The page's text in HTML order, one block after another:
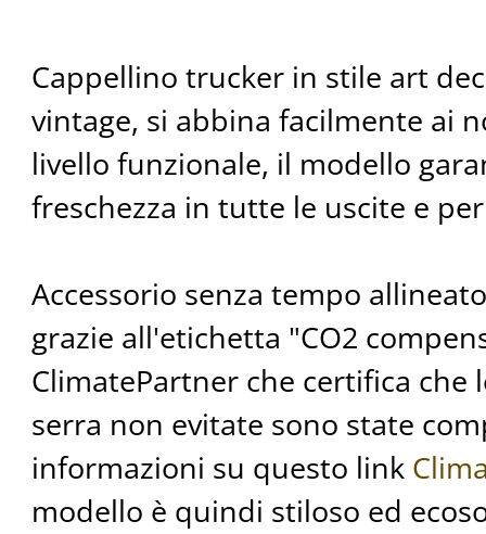
Cappellino trucker in stile art
vintage, si abbina facilmente ai
livello funzionale, il modello
freschezza in tutte le uscite e
Accessorio senza tempo
grazie all'etichetta "CO2
ClimatePartner che certifica che
serra non evitate sono state
informazioni su questo link
modello è quindi stiloso ed